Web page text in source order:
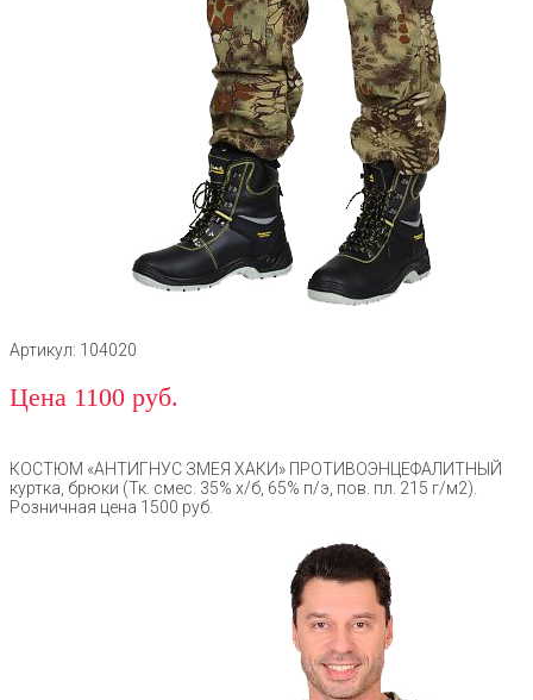
Артикул: 104020
Цена 1100 руб.
КОСТЮМ «АНТИГНУС ЗМЕЯ ХАКИ» ПРОТИВОЭНЦЕФАЛИТНЫЙ
куртка, брюки (Тк. смес. 35% х/б, 65% п/э, пов. пл. 215 г/м2).
Розничная цена 1500 руб.